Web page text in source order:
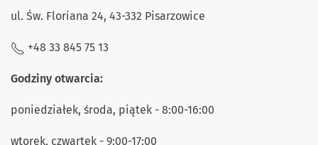
ul. Św. Floriana 24, 43-332 Pisarzowice
+48 33 845 75 13
Godziny otwarcia:
poniedziałek, środa, piątek - 8:00-16:00
wtorek, czwartek - 9:00-17:00